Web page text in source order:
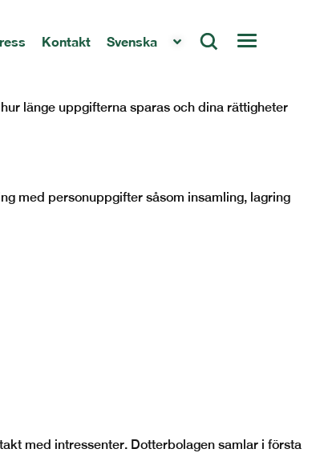
Kontakt Svenska
tillsammans med helägda dotterbolag
länge uppgifterna sparas och dina rättigheter
med personuppgifter såsom insamling, lagring
med intressenter. Dotterbolagen samlar i första